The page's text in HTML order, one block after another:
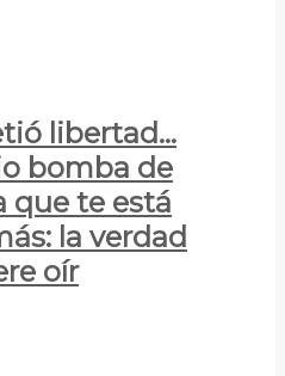
libertad…
bomba de
que te está
la verdad
oír